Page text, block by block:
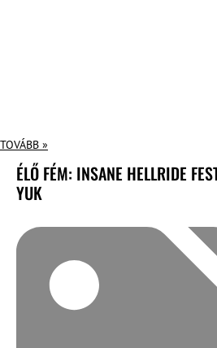
TOVÁBB »
ÉLŐ FÉM: INSANE HELLRIDE
YUK